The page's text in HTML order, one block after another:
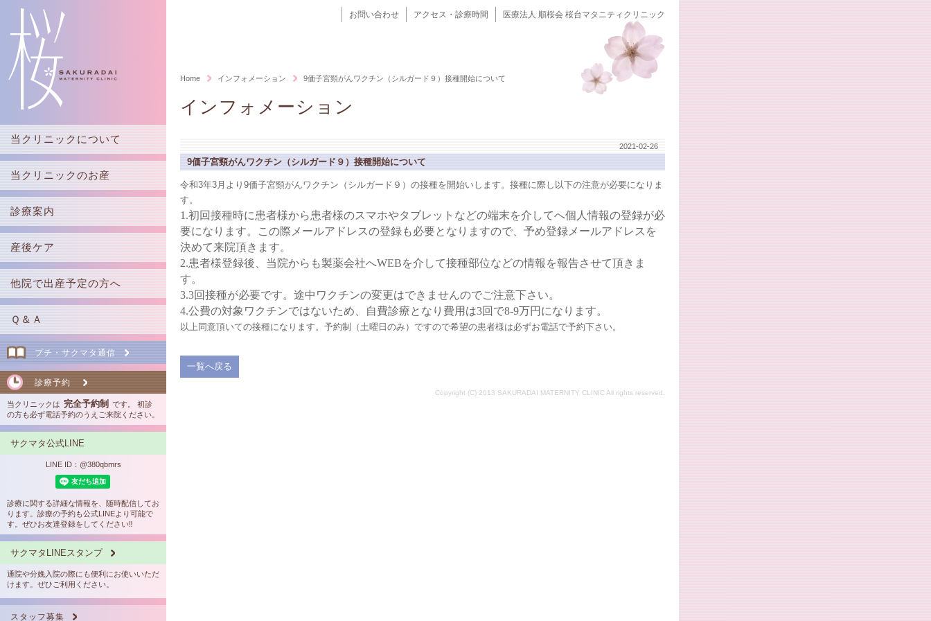
医療法人 順桜会 桜台マタニティクリニック
アクセス・診療時間
お問い合わせ
Home インフォメーション 9価子宮頸がんワクチン（シルガード９）接種開始について
インフォメーション
2021-02-26
9価子宮頸がんワクチン（シルガード９）接種開始について
令和3年3月より9価子宮頸がんワクチン（シルガード９）の接種を開始いします。接種に際し以下の注意が必要になりま
す。
1.初回接種時に患者様から患者様のスマホやタブレットなどの端末を介してへ個人情報の登録が必
要になります。この際メールアドレスの登録も必要となりますので、予め登録メールアドレスを
決めて来院頂きます。
2.患者様登録後、当院からも製薬会社へWEBを介して接種部位などの情報を報告させて頂きま
す。
3.3回接種が必要です。途中ワクチンの変更はできませんのでご注意下さい。
4.公費の対象ワクチンではないため、自費診療となり費用は3回で8-9万円になります。
以上同意頂いての接種になります。予約制（土曜日のみ）ですので希望の患者様は必ずお電話で予約下さい。
一覧へ戻る
Copyright (C) 2013 SAKURADAI MATERNITY CLINIC All rights reserved.
当クリニックについて
院長紹介
スタッフ紹介
施設案内
当クリニックのお産
無痛分娩
クラス紹介
診療費・分娩費
分娩統計
診療案内
出生前診断
胎児ドック
胎児超音波精密検査
助産師外来
産後育児相談外来
婦人科一般診療
問診票(ＰＤＦ)
産後ケア
他院で出産予定の方へ
Ｑ＆Ａ
プチ・サクマタ通信
診療予約
当クリニックは 完全予約制
です。 初診
の方も必ず電話予約のうえご来院ください。
サクマタ公式LINE
LINE ID：@380qbmrs
診療に関する詳細な情報を、随時配信してお
ります。診療の予約も公式LINEより可能で
す。ぜひお友達登録をしてください‼
サクマタLINEスタンプ
通院や分娩入院の際にも便利にお使いいただ
けます。ぜひご利用ください。
スタッフ募集